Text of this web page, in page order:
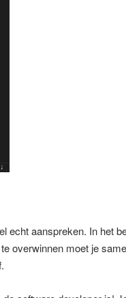
echt aanspreken. In het
overwinnen moet je